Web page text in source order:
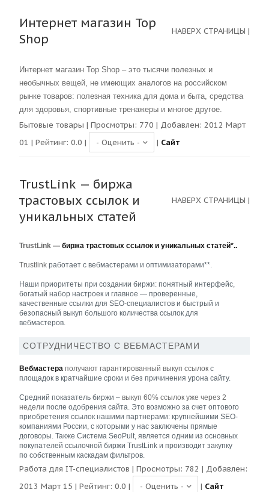
Интернет магазин Top
Shop
НАВЕРХ СТРАНИЦЫ |
Интернет магазин Top Shop – это тысячи полезных и
необычных вещей, не имеющих аналогов на российском
рынке товаров: полезная техника для дома и быта, средства
для здоровья, спортивные тренажеры и многое другое.
Бытовые товары | Просмотры: 770 | Добавлен: 2012 Март
01 | Рейтинг: 0.0 | | Сайт
TrustLink — биржа
трастовых ссылок и
уникальных статей
НАВЕРХ СТРАНИЦЫ |
TrustLink — биржа трастовых ссылок и уникальных статей*..
Trustlink работает с вебмастерами и оптимизаторами**.
Наши приоритеты при создании биржи: понятный интерфейс,
богатый набор настроек и главное — проверенные,
качественные ссылки для SEO-специалистов и быстрый и
безопасный выкуп большого количества ссылок для
вебмастеров.
СОТРУДНИЧЕСТВО С ВЕБМАСТЕРАМИ
Вебмастера получают гарантированный выкуп ссылок с
площадок в кратчайшие сроки и без причинения урона сайту.
Средний показатель биржи – выкуп 60% ссылок уже через 2
недели после одобрения сайта. Это возможно за счет оптового
приобретения ссылок нашими партнерами: крупнейшими SEO-
компаниями России, с которыми у нас заключены прямые
договоры. Также Система SeoPult, является одним из основных
покупателей ссылочной биржи TrustLink и производит закупку
по собственным каскадам фильтров.
Работа для IT-специалистов | Просмотры: 782 | Добавлен:
2013 Март 15 | Рейтинг: 0.0 | | Сайт